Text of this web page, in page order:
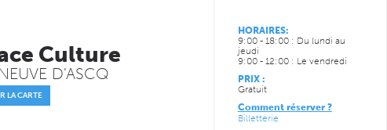
Culture
D'ASCQ
LA CARTE
HORAIRES:
9:00 - 18:00 : Du lundi au
jeudi
9:00 - 12:00 : Le vendredi
PRIX :
Gratuit
Comment réserver ?
Billetterie
LE NOUVEAU SIÈCLE
Musique de chambre avec
les musiciens de l’ONL #4
JEUDI 29 OCTOBRE 2026
CINÉMA
LE NOUVEAU SIÈCLE
Coco, le ciné-concert
JEUDI 19 NOVEMBRE 2026
SPECTACLES